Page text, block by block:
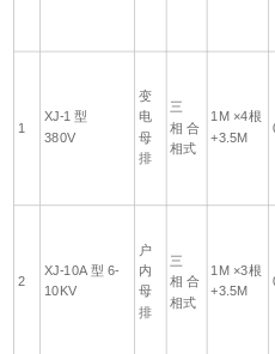
1
XJ-1 型
380V
变
电
母
排
三
相 合
相式
1M ×4根
+3.5M
2
XJ-10A 型 6-
10KV
户
内
母
排
三
相 合
相式
1M ×3根
+3.5M